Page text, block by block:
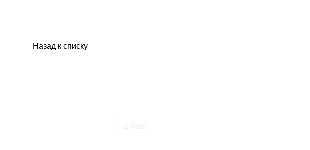
Назад к списку